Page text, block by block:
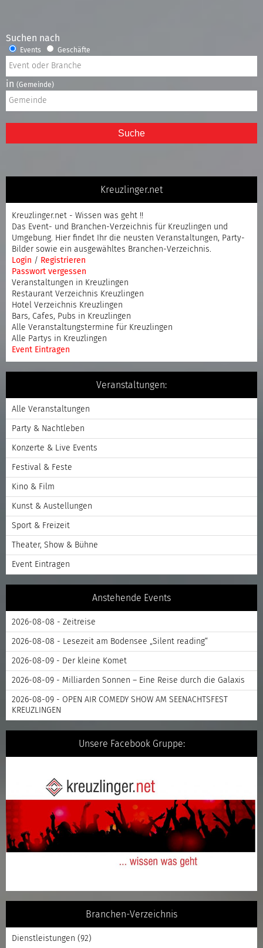
Suchen nach
Events Geschäfte
in (Gemeinde)
Suche
Kreuzlinger.net
Kreuzlinger.net - Wissen was geht !!
Das Event- und Branchen-Verzeichnis für Kreuzlingen und
Umgebung. Hier findet Ihr die neusten Veranstaltungen, Party-
Bilder sowie ein ausgewähltes Branchen-Verzeichnis.
Login / Registrieren
Passwort vergessen
Veranstaltungen in Kreuzlingen
Restaurant Verzeichnis Kreuzlingen
Hotel Verzeichnis Kreuzlingen
Bars, Cafes, Pubs in Kreuzlingen
Alle Veranstaltungstermine für Kreuzlingen
Alle Partys in Kreuzlingen
Event Eintragen
Veranstaltungen:
Alle Veranstaltungen
Party & Nachtleben
Konzerte & Live Events
Festival & Feste
Kino & Film
Kunst & Austellungen
Sport & Freizeit
Theater, Show & Bühne
Event Eintragen
Anstehende Events
2026-08-08 - Zeitreise
2026-08-08 - Lesezeit am Bodensee „Silent reading“
2026-08-09 - Der kleine Komet
2026-08-09 - Milliarden Sonnen – Eine Reise durch die Galaxis
2026-08-09 - OPEN AIR COMEDY SHOW AM SEENACHTSFEST
KREUZLINGEN
Unsere Facebook Gruppe:
Branchen-Verzeichnis
Dienstleistungen (92)